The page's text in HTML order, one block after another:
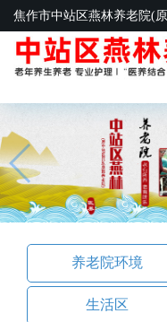
焦作市中站区燕林养老院(
养老院环境
生活区